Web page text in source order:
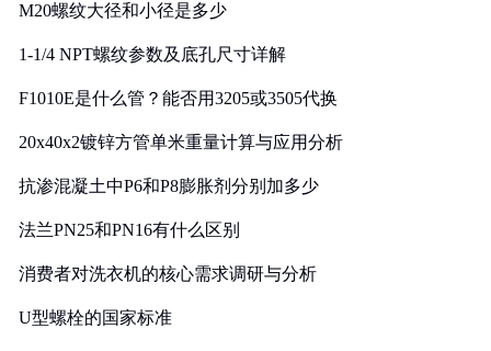
M20螺纹大径和小径是多少
1-1/4 NPT螺纹参数及底孔尺寸详解
F1010E是什么管？能否用3205或3505代换
20x40x2镀锌方管单米重量计算与应用分析
抗渗混凝土中P6和P8膨胀剂分别加多少
法兰PN25和PN16有什么区别
消费者对洗衣机的核心需求调研与分析
U型螺栓的国家标准